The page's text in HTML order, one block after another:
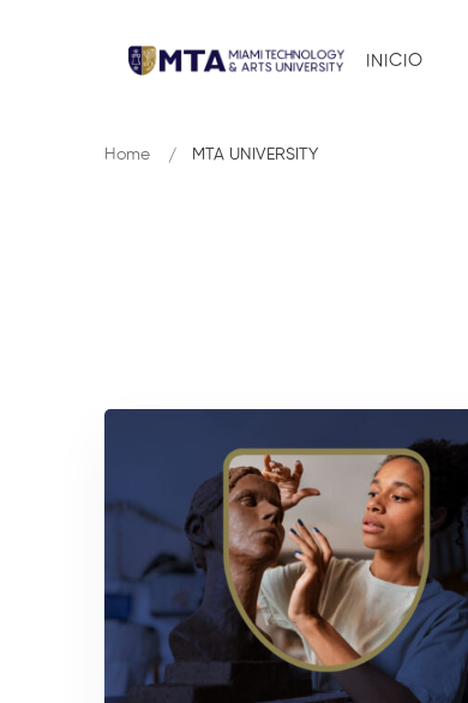
INICIO
Home MTA UNIVERSITY